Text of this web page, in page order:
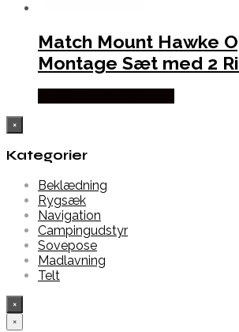
Match Mount Hawke
Montage Sæt med 2
×
Kategorier
Beklædning
Rygsæk
Navigation
Campingudstyr
Sovepose
Madlavning
Telt
×
×